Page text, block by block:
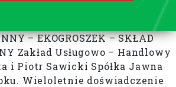
– EKOGROSZEK – SKŁAD
Zakład Usługowo – Handlowy
i Piotr Sawicki Spółka Jawna
Wieloletnie doświadczenie